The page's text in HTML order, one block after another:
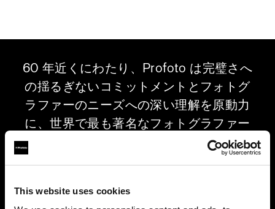
This website uses cookies
60 年近くにわたり、Profoto は完璧さへ
の揺るぎないコミットメントとフォトグ
ラファーのニーズへの深い理解を原動力
に、世界で最も著名なフォトグラファー
のために比類なき最高品質のライトシェ
ーピングソリューションを生み出してき
業界の第一線にいる照明技師や撮影監督